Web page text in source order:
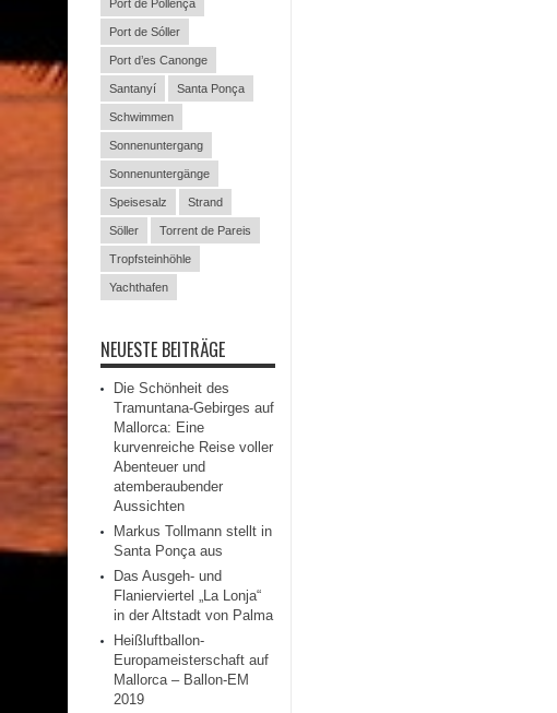
Port de Pollença
Port de Sóller
Port d’es Canonge
Santanyí Santa Ponça
Schwimmen
Sonnenuntergang
Sonnenuntergänge
Speisesalz Strand
Söller Torrent de Pareis
Tropfsteinhöhle
Yachthafen
NEUESTE BEITRÄGE
Die Schönheit des
Tramuntana-Gebirges auf
Mallorca: Eine
kurvenreiche Reise voller
Abenteuer und
atemberaubender
Aussichten
Markus Tollmann stellt in
Santa Ponça aus
Das Ausgeh- und
Flanierviertel „La Lonja“
in der Altstadt von Palma
Heißluftballon-
Europameisterschaft auf
Mallorca – Ballon-EM
2019